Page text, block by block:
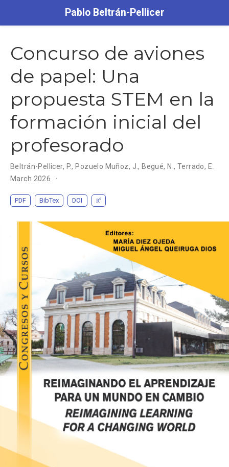
Pablo Beltrán-Pellicer
Concurso de aviones
de papel: Una
propuesta STEM en la
formación inicial del
profesorado
Beltrán-Pellicer, P., Pozuelo Muñoz, J., Begué, N., Terrado, E.
March 2026
PDF BibTex DOI